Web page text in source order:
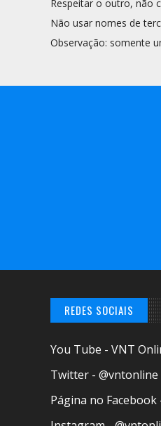
Respeitar o outro, não
Não usar nomes de
Observação: somente
REDES SOCIAIS
You Tube - VNT
Twitter - @vntonline
Página no